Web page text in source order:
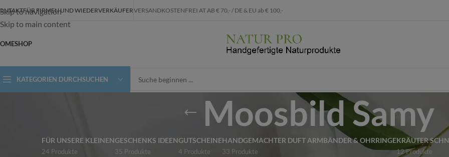
Skip to navigation
Skip to main content
FÜR FIRMEN UND WIEDERVERKÄUFERVERSANDKOSTENFREI AT AB € 70,- / DE & EU ab € 100,-
SHOP
KATEGORIEN DURCHSUCHEN
Moosbild Samy
FÜR UNSERE KLEINEN
24 Produkte
GESCHENKS IDEEN
35 Produkte
GUTSCHEINE
4 Produkte
HANDGEMACHTER DUFT ARMBÄNDER & OHRRINGE
33 Produkte
KRÄUTER
12 Produkte